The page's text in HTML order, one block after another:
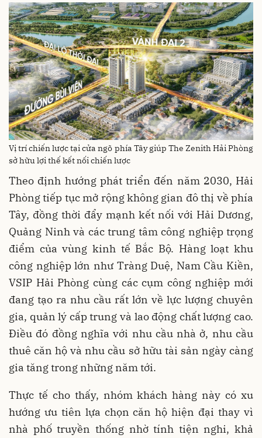
Vị trí chiến lược tại cửa ngõ phía Tây giúp The Zenith Hải Phòng
sở hữu lợi thế kết nối chiến lược
Theo định hướng phát triển đến năm 2030, Hải
Phòng tiếp tục mở rộng không gian đô thị về phía
Tây, đồng thời đẩy mạnh kết nối với Hải Dương,
Quảng Ninh và các trung tâm công nghiệp trọng
điểm của vùng kinh tế Bắc Bộ. Hàng loạt khu
công nghiệp lớn như Tràng Duệ, Nam Cầu Kiền,
VSIP Hải Phòng cùng các cụm công nghiệp mới
đang tạo ra nhu cầu rất lớn về lực lượng chuyên
gia, quản lý cấp trung và lao động chất lượng cao.
Điều đó đồng nghĩa với nhu cầu nhà ở, nhu cầu
thuê căn hộ và nhu cầu sở hữu tài sản ngày càng
gia tăng trong những năm tới.
Thực tế cho thấy, nhóm khách hàng này có xu
hướng ưu tiên lựa chọn căn hộ hiện đại thay vì
nhà phố truyền thống nhờ tính tiện nghi, khả